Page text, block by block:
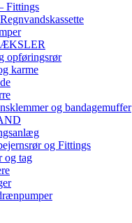
Fittings
opføringsrør
karme
og bandagemuffer
og Fittings
og tag